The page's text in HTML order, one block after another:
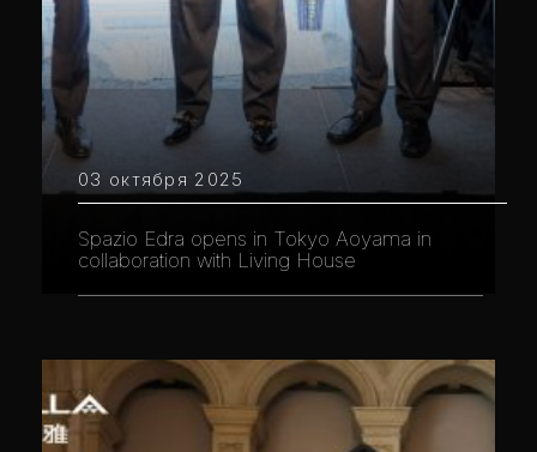
03 октября 2025
Spazio Edra opens in Tokyo Aoyama in
collaboration with Living House